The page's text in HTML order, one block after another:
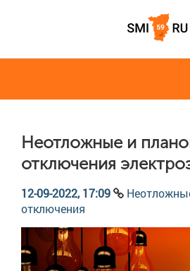
Неотложные и
отключения
12-09-2022, 17:09
отключения